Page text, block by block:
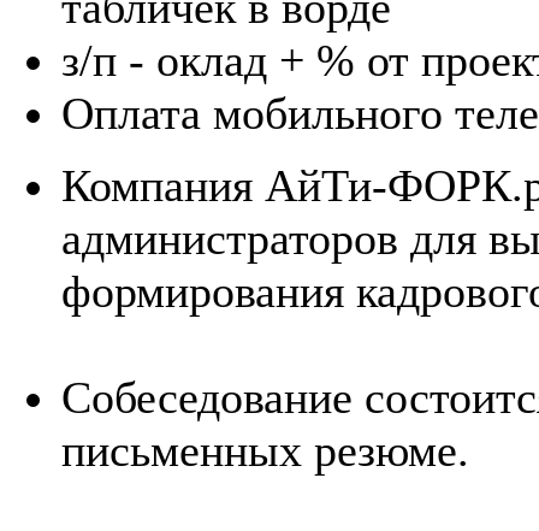
з/п - оклад + % от
Оплата мобильного
Компания АйТи-
администраторов для
формирования
Собеседование
письменных резюме.